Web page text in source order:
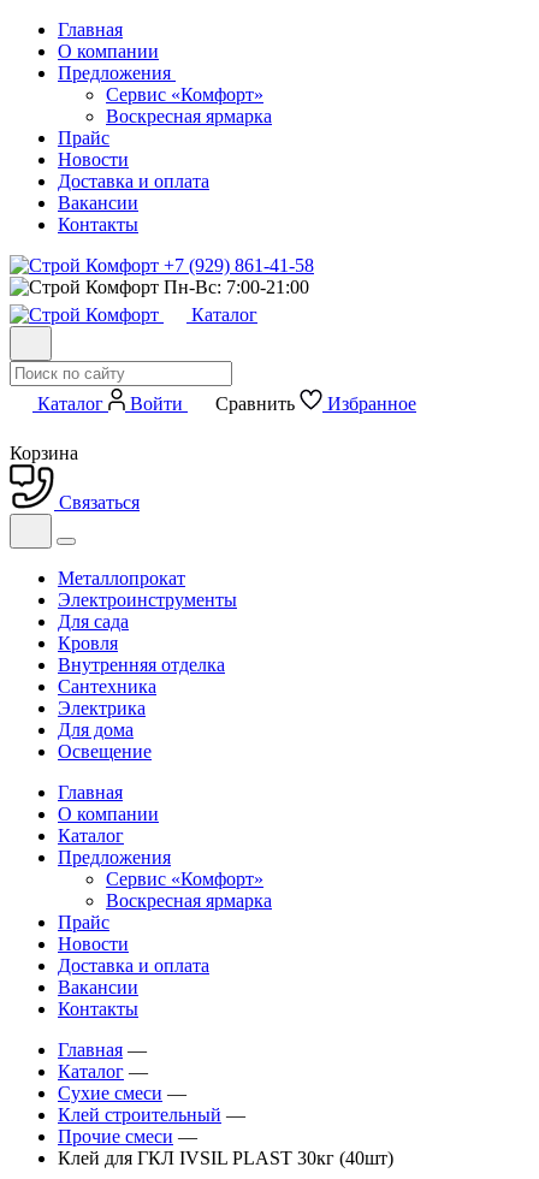
Главная
О компании
Предложения
Сервис «Комфорт»
Воскресная ярмарка
Прайс
Новости
Доставка и оплата
Вакансии
Контакты
+7 (929) 861-41-58
Пн-Вс: 7:00-21:00
Каталог
Каталог Войти Сравнить Избранное
Корзина
Связаться
Металлопрокат
Электроинструменты
Для сада
Кровля
Внутренняя отделка
Сантехника
Электрика
Для дома
Освещение
Главная
О компании
Каталог
Предложения
Сервис «Комфорт»
Воскресная ярмарка
Прайс
Новости
Доставка и оплата
Вакансии
Контакты
Главная —
Каталог —
Сухие смеси —
Клей строительный —
Прочие смеси —
Клей для ГКЛ IVSIL PLAST 30кг (40шт)